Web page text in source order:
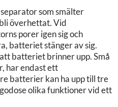
som smälter
överhettat. Vid
porer igen sig och
batteriet stänger av sig.
batteriet brinner upp. Små
har endast ett
batterier kan ha upp till tre
olika funktioner vid ett